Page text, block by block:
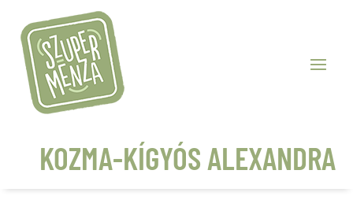
KOZMA-KÍGYÓS ALEXANDRA